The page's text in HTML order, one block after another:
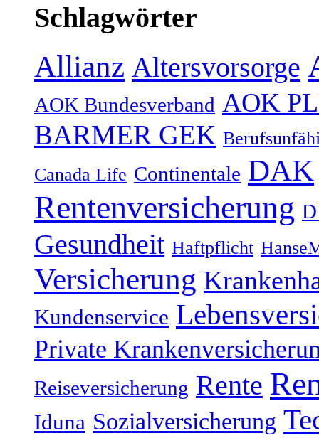
Schlagwörter
Allianz Altersvorsorge
AOK Bundesverband AOK
BARMER GEK
Canada Life Continentale DAK
Rentenversicherung
Gesundheit Haftpflicht
Versicherung
Kundenservice
Private
Reiseversicherung Rente
Iduna Sozialversicherung